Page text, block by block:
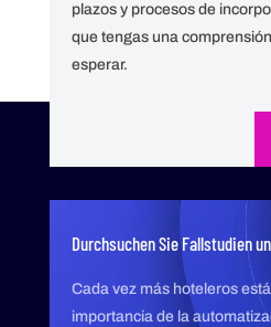
plazos y procesos de
que tengas una
esperar.
Durchsuchen Sie Fallstudien
Cada vez más hoteleros
importancia de la